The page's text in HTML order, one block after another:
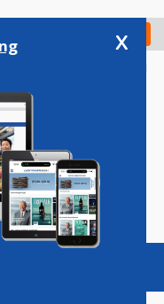
Check in
Vacatures
x